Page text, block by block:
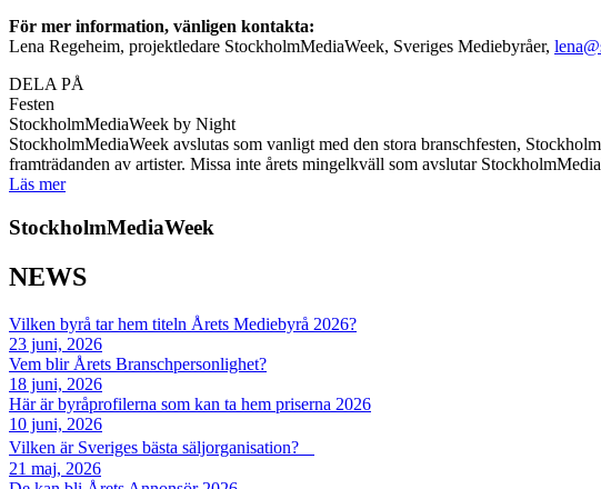
För mer information, vänligen kontakta:
Lena Regeheim, projektledare StockholmMediaWeek, Sveriges Mediebyråer,
DELA PÅ
Festen
StockholmMediaWeek by Night
StockholmMediaWeek avslutas som vanligt med den stora branschfesten,
framträdanden av artister. Missa inte årets mingelkväll som avslutar
Läs mer
StockholmMediaWeek
NEWS
Vilken byrå tar hem titeln Årets Mediebyrå 2026?
23 juni, 2026
Vem blir Årets Branschpersonlighet?
18 juni, 2026
Här är byråprofilerna som kan ta hem priserna 2026
10 juni, 2026
Vilken är Sveriges bästa säljorganisation?
21 maj, 2026